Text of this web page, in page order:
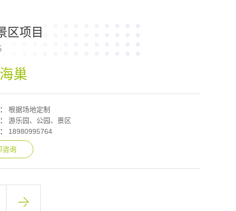
区项目
巢
根据场地定制
游乐园、公园、景区
18980995764
咨询